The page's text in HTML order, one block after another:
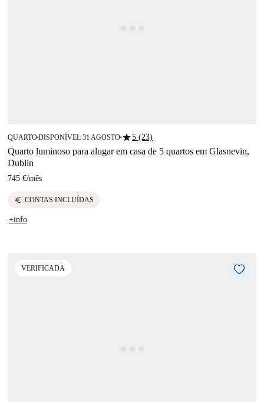
QUARTO■DISPONÍVEL 31 AGOSTO■star5 (23)
Quarto luminoso para alugar em casa de 5 quartos em Glasnevin,
Dublin
745 €/mês
euro CONTAS INCLUÍDAS
+info
VERIFICADA